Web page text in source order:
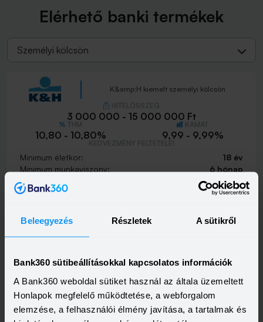
Beleegyezés Részletek A sütikről
Bank360 sütibeállításokkal kapcsolatos információk
A Bank360 weboldal sütiket használ az általa üzemeltett
Honlapok megfelelő működtetése, a webforgalom
elemzése, a felhasználói élmény javítása, a tartalmak és
Elérhető banki termékek
Személyi kölcsön
K&amp;H kiemelt személyi kölcsön
3 000 000 - 15 000 000 Ft
10,80 - 10,80% 9,99 - 9,99%
Minimum életkor:
18 év
Minimum munkaviszony:
6 hónap
Minimum jövedelem:
400 000 Ft
K&amp;H személyi kölcsön
HITELÖSSZEG
500 000 - 15 000 000 Ft
THM
21,20 - 21,20%
KAMAT
18,99 - 18,99%